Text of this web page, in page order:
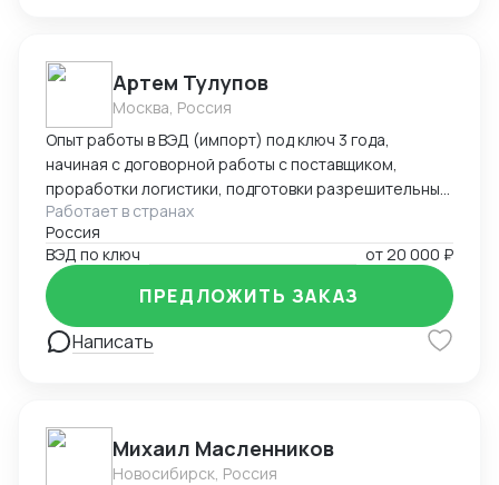
Артем Тулупов
Москва, Россия
Опыт работы в ВЭД (импорт) под ключ 3 года,
начиная с договорной работы с поставщиком,
проработки логистики, подготовки разрешительных
документов (ТРТС и т.д.) оформления таможенной
декларации и доставки товара клиенту по
необходимому адресу в РФ
Работает в странах
Россия
ВЭД по ключ
от20 000 ₽
Написать
ПРЕДЛОЖИТЬ ЗАКАЗ
Михаил Масленников
Новосибирск, Россия